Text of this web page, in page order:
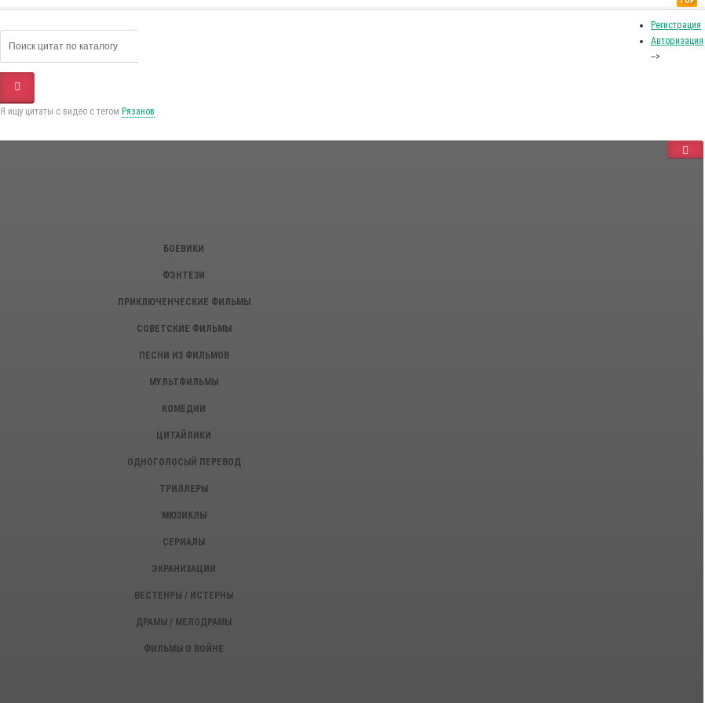
Регистрация
Авторизация
-->
Я ищу цитаты с видео с тегом Рязанов
БОЕВИКИ
ФЭНТЕЗИ
ПРИКЛЮЧЕНЧЕСКИЕ ФИЛЬМЫ
СОВЕТСКИЕ ФИЛЬМЫ
ПЕСНИ ИЗ ФИЛЬМОВ
МУЛЬТФИЛЬМЫ
КОМЕДИИ
ЦИТАЙЛИКИ
ОДНОГОЛОСЫЙ ПЕРЕВОД
ТРИЛЛЕРЫ
МЮЗИКЛЫ
СЕРИАЛЫ
ЭКРАНИЗАЦИИ
ВЕСТЕНРЫ / ИСТЕРНЫ
ДРАМЫ / МЕЛОДРАМЫ
ФИЛЬМЫ О ВОЙНЕ